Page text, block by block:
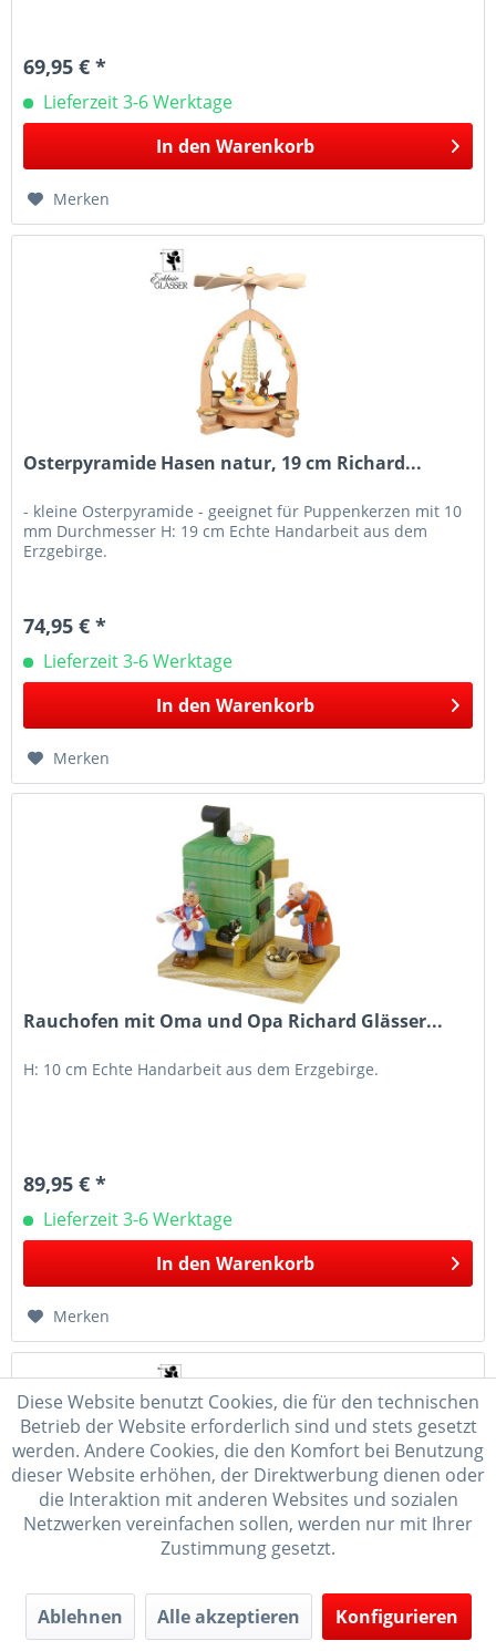
69,95 € *
Lieferzeit 3-6 Werktage
In den Warenkorb
Merken
Osterpyramide Hasen natur, 19 cm Richard...
- kleine Osterpyramide - geeignet für Puppenkerzen mit 10
mm Durchmesser H: 19 cm Echte Handarbeit aus dem
Erzgebirge.
74,95 € *
Lieferzeit 3-6 Werktage
In den Warenkorb
Merken
Rauchofen mit Oma und Opa Richard Glässer...
H: 10 cm Echte Handarbeit aus dem Erzgebirge.
89,95 € *
Lieferzeit 3-6 Werktage
In den Warenkorb
Merken
Es werden Kerzen mit 14 mm Durchmesser benötigt T: 15
Diese Website benutzt Cookies, die für den technischen
Betrieb der Website erforderlich sind und stets gesetzt
werden. Andere Cookies, die den Komfort bei Benutzung
dieser Website erhöhen, der Direktwerbung dienen oder
die Interaktion mit anderen Websites und sozialen
Netzwerken vereinfachen sollen, werden nur mit Ihrer
Zustimmung gesetzt.
Ablehnen Alle akzeptieren Konfigurieren